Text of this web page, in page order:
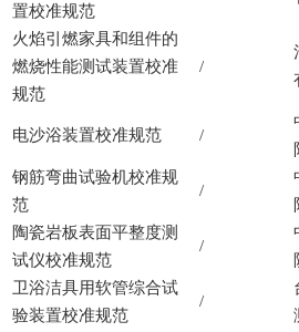
置校准规范
火焰引燃家具和组件的
燃烧性能测试装置校准
规范
/
电沙浴装置校准规范 /
钢筋弯曲试验机校准规
范
/
陶瓷岩板表面平整度测
试仪校准规范
/
卫浴洁具用软管综合试
验装置校准规范
/